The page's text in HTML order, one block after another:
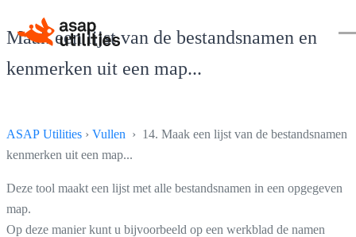
Maak een lijst van de bestandsnamen en
kenmerken uit een map...
ASAP Utilities › Vullen › 14. Maak een lijst van de bestandsnamen
kenmerken uit een map...
Deze tool maakt een lijst met alle bestandsnamen in een opgegeven
map.
Op deze manier kunt u bijvoorbeeld op een werkblad de namen